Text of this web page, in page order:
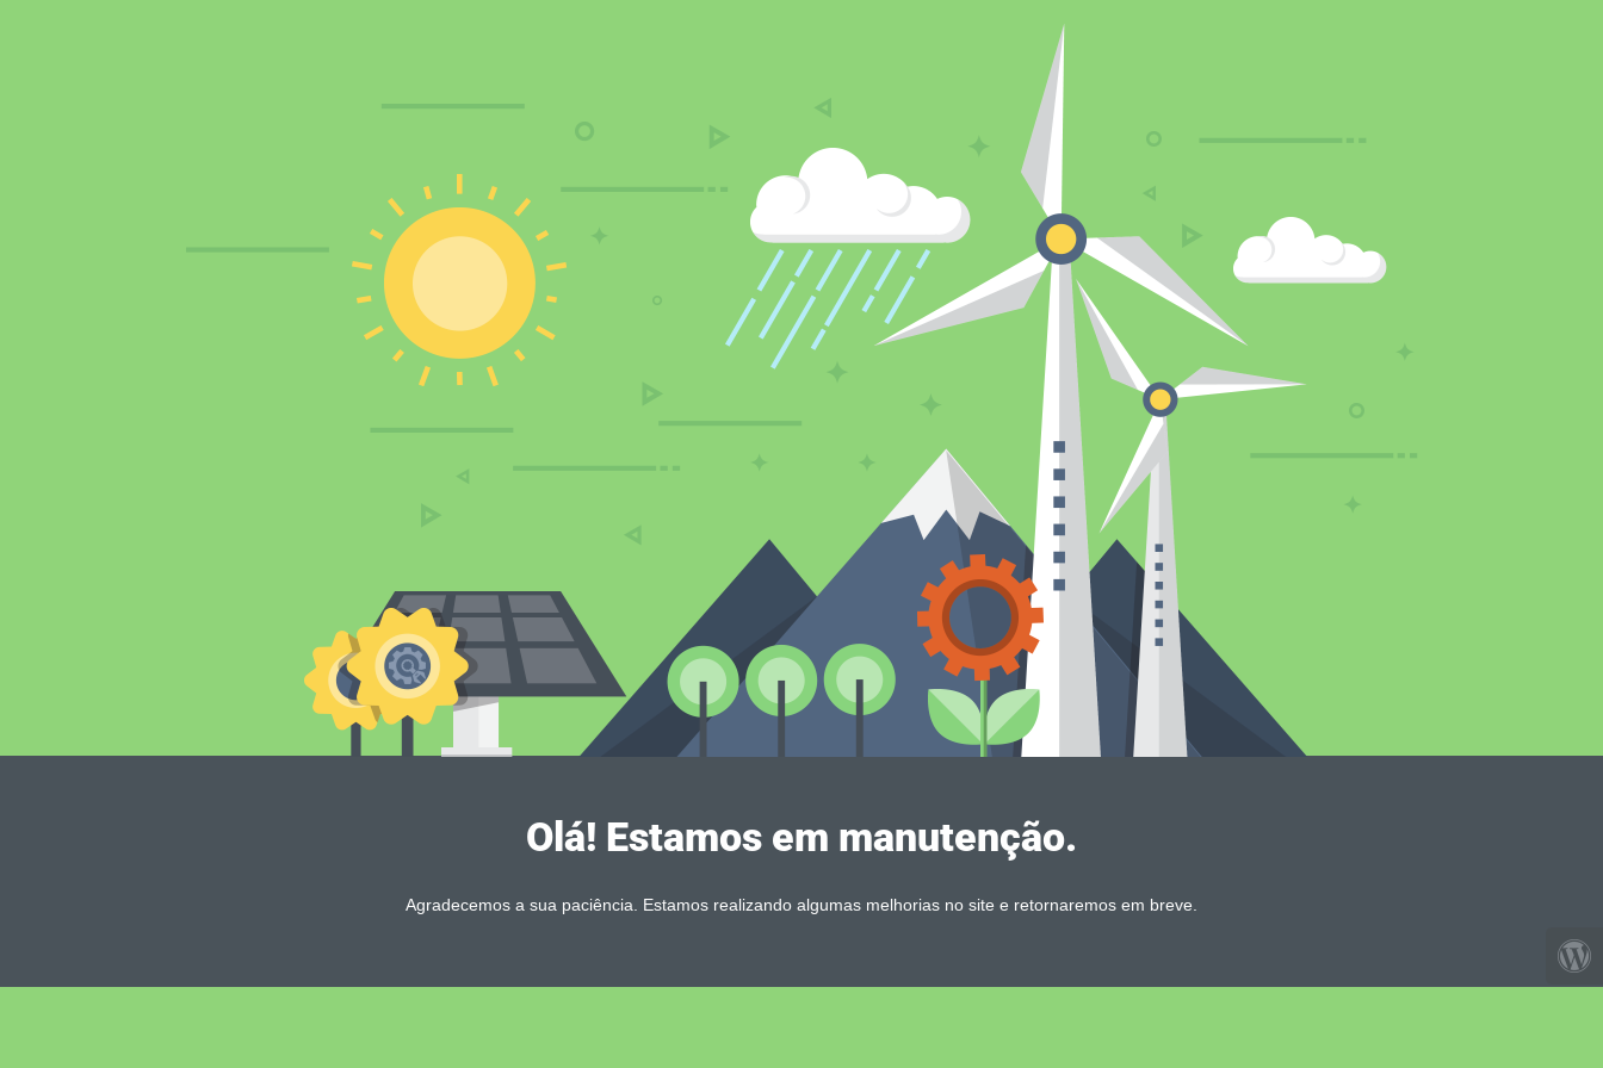
Olá! Estamos em manutenção.
Agradecemos a sua paciência. Estamos realizando algumas melhorias no site e retornaremos em breve.